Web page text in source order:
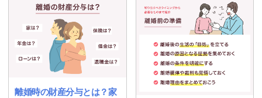
離婚時の財産分与とは？家